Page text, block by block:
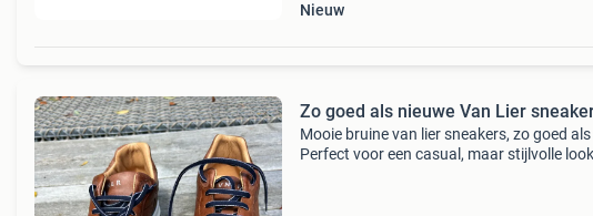
Nieuw
Zo goed als nieuwe Van Lier
Mooie bruine van lier sneakers, zo goed
Perfect voor een casual, maar stijlvolle